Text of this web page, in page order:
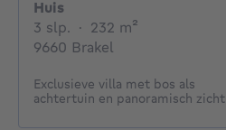
Huis
3 slp. 3 slaapkamers
· 232 m²
9660 Brakel
Exclusieve villa met bos als
achtertuin en panoramisch zicht